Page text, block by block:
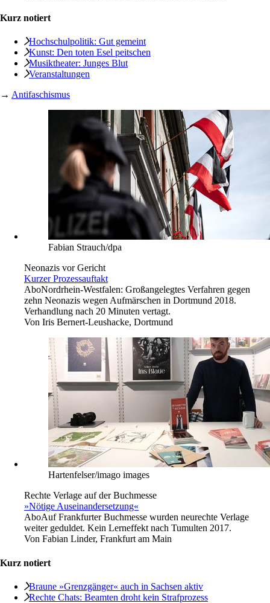
Kurz notiert
Hochschulpolitik: Gut gemeint
Kunst: Den toten Esel peitschen
Musiktheater: Junges Blut
Veranstaltungen
→ Antifaschismus
Fabian Strauch/dpa
Neonazis vor Gericht
Kurzer Prozessauftakt
AboNordrhein-Westfalen: Großangelegtes Verfahren gegen
zehn Neonazis wegen Aufmärschen in Dortmund 2018.
Verhandlung nach 20 Minuten vertagt.
Von Iris Bernert-Leushacke, Dortmund
Hartenfelser/imago images
Rechte Verlage auf der Buchmesse
»Nötige Auseinandersetzung«
AboAuf Frankfurter Buchmesse wurden neurechte Verlage
weiter geduldet. Kein Lerneffekt nach Tumulten 2017.
Von Fabian Linder, Frankfurt am Main
Kurz notiert
Braune »Grenzgänger« auch in Sachsen aktiv
Rechte Chats: Beamten droht kein Strafprozess